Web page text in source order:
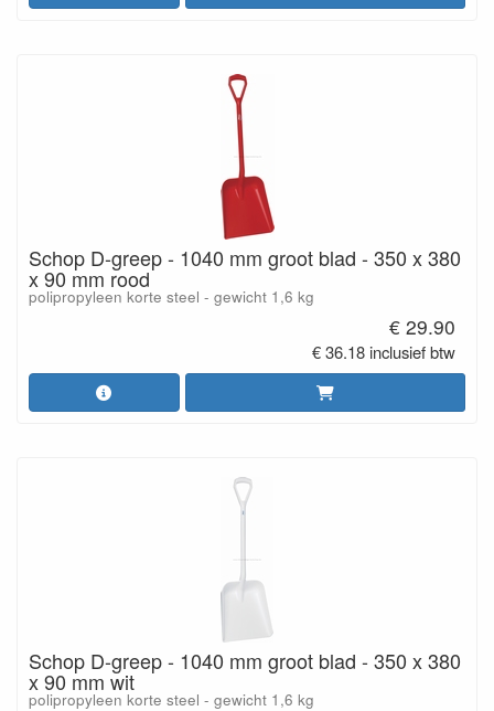
Schop D-greep - 1040 mm groot blad - 350 x 380
x 90 mm rood
polipropyleen korte steel - gewicht 1,6 kg
€ 29.90
€ 36.18 inclusief btw
Schop D-greep - 1040 mm groot blad - 350 x 380
x 90 mm wit
polipropyleen korte steel - gewicht 1,6 kg